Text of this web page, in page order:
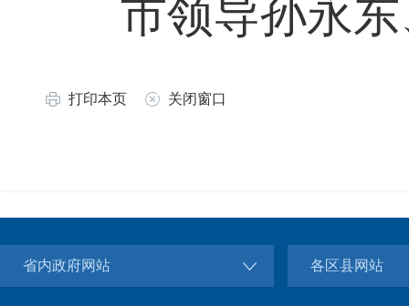
市领导孙永东
打印本页 关闭窗口
省内政府网站 各区县网站